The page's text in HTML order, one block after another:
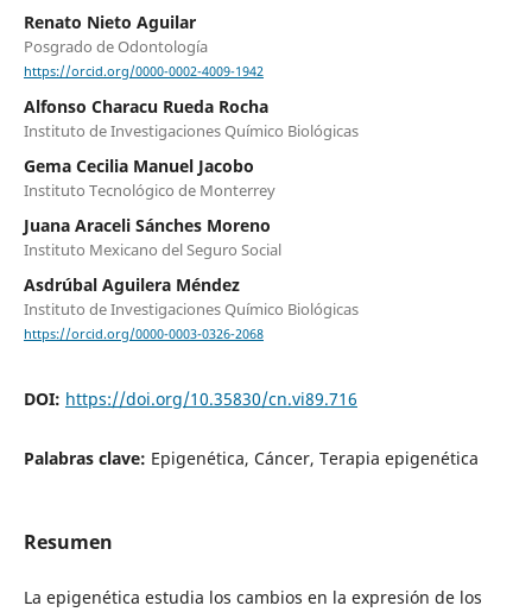
Renato Nieto Aguilar
Posgrado de Odontología
https://orcid.org/0000-0002-4009-1942
Alfonso Characu Rueda Rocha
Instituto de Investigaciones Químico Biológicas
Gema Cecilia Manuel Jacobo
Instituto Tecnológico de Monterrey
Juana Araceli Sánches Moreno
Instituto Mexicano del Seguro Social
Asdrúbal Aguilera Méndez
Instituto de Investigaciones Químico Biológicas
https://orcid.org/0000-0003-0326-2068
DOI: https://doi.org/10.35830/cn.vi89.716
Palabras clave: Epigenética, Cáncer, Terapia epigenética
Resumen
La epigenética estudia los cambios en la expresión de los